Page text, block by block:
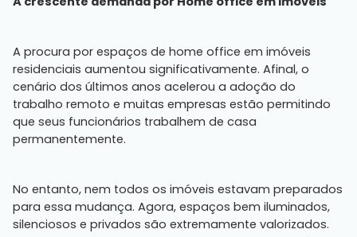
A procura por espaços de home office em imóveis
residenciais aumentou significativamente. Afinal, o
cenário dos últimos anos acelerou a adoção do
trabalho remoto e muitas empresas estão permitindo
que seus funcionários trabalhem de casa
permanentemente.
No entanto, nem todos os imóveis estavam preparados
para essa mudança. Agora, espaços bem iluminados,
silenciosos e privados são extremamente valorizados.